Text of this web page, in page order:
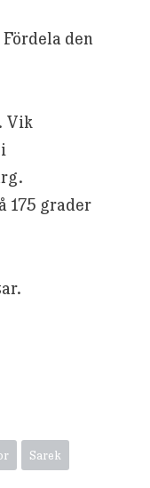
den
Vik
175 grader
Sarek